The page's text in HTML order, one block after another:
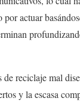
actuar
reciclaje mal
y la escasa